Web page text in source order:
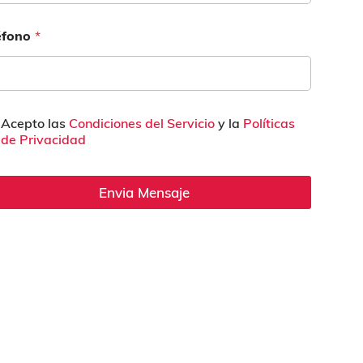
*
Acepto las Condiciones del Servicioy la Políticas
de Privacidad
Envia Mensaje